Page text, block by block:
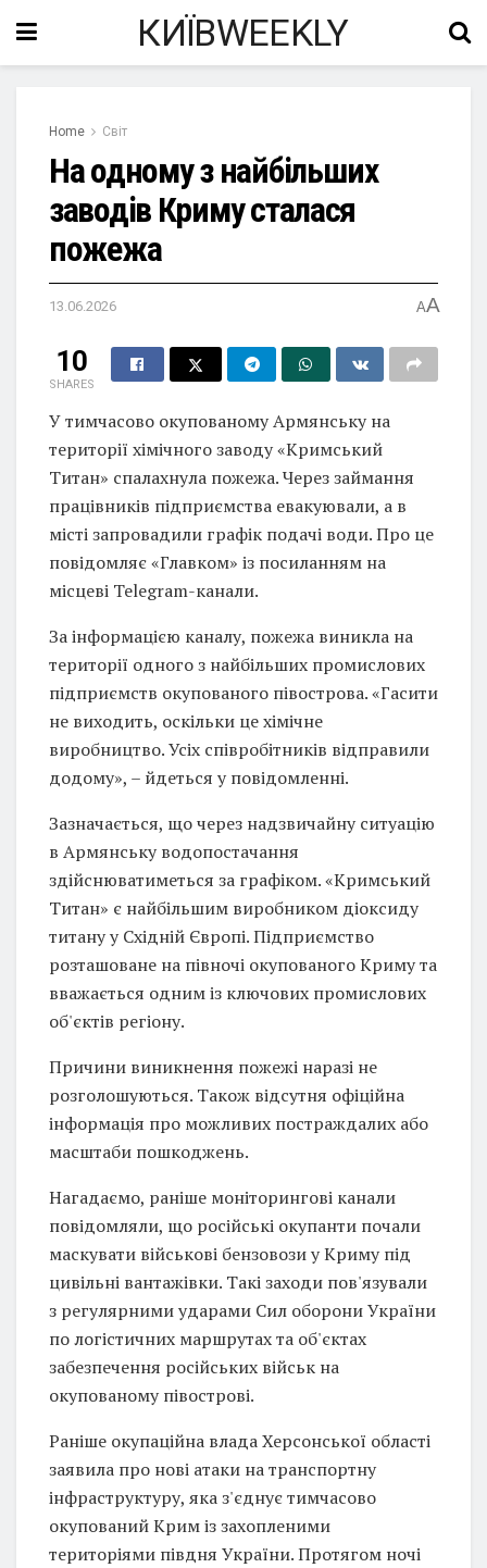
КИЇВWEEKLY
Home Світ
На одному з найбільших
заводів Криму сталася
пожежа
13.06.2026 AA
10
SHARES
У тимчасово окупованому Армянську на
території хімічного заводу «Кримський
Титан» спалахнула пожежа. Через займання
працівників підприємства евакуювали, а в
місті запровадили графік подачі води. Про це
повідомляє «Главком» із посиланням на
місцеві Telegram-канали.
За інформацією каналу, пожежа виникла на
території одного з найбільших промислових
підприємств окупованого півострова. «Гасити
не виходить, оскільки це хімічне
виробництво. Усіх співробітників відправили
додому», – йдеться у повідомленні.
Зазначається, що через надзвичайну ситуацію
в Армянську водопостачання
здійснюватиметься за графіком. «Кримський
Титан» є найбільшим виробником діоксиду
титану у Східній Європі. Підприємство
розташоване на півночі окупованого Криму та
вважається одним із ключових промислових
об'єктів регіону.
Причини виникнення пожежі наразі не
розголошуються. Також відсутня офіційна
інформація про можливих постраждалих або
масштаби пошкоджень.
Нагадаємо, раніше моніторингові канали
повідомляли, що російські окупанти почали
маскувати військові бензовози у Криму під
цивільні вантажівки. Такі заходи пов'язували
з регулярними ударами Сил оборони України
по логістичних маршрутах та об'єктах
забезпечення російських військ на
окупованому півострові.
Раніше окупаційна влада Херсонської області
заявила про нові атаки на транспортну
інфраструктуру, яка з'єднує тимчасово
окупований Крим із захопленими
територіями півдня України. Протягом ночі